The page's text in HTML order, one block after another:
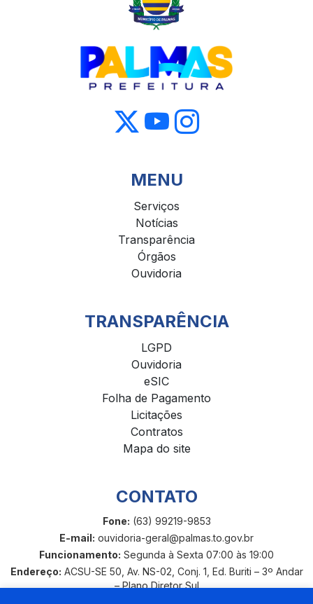
MENU
Serviços
Notícias
Transparência
Órgãos
Ouvidoria
TRANSPARÊNCIA
LGPD
Ouvidoria
eSIC
Folha de Pagamento
Licitações
Contratos
Mapa do site
CONTATO
Fone: (63) 99219-9853
E-mail: ouvidoria-geral@palmas.to.gov.br
Funcionamento: Segunda à Sexta 07:00 às 19:00
Endereço: ACSU-SE 50, Av. NS-02, Conj. 1, Ed. Buriti – 3º Andar
– Plano Diretor Sul